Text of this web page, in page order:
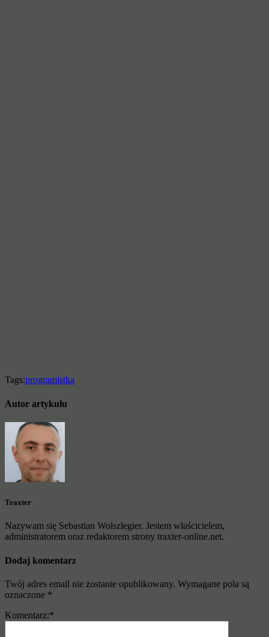
Tags:programistka
Autor artykułu
Traxter
Nazywam się Sebastian Wolszlegier. Jestem właścicielem,
administratorem oraz redaktorem strony traxter-online.net.
Dodaj komentarz
Twój adres email nie zostanie opublikowany. Wymagane pola są
oznaczone *
Komentarz:*